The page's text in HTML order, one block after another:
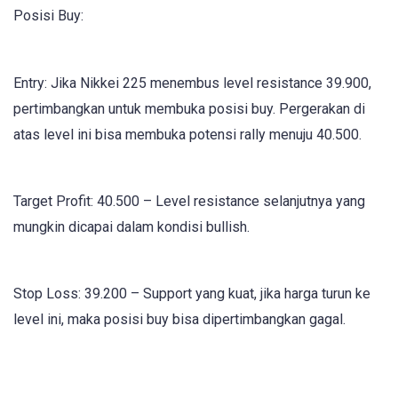
Posisi Buy:
Entry: Jika Nikkei 225 menembus level resistance 39.900,
pertimbangkan untuk membuka posisi buy. Pergerakan di
atas level ini bisa membuka potensi rally menuju 40.500.
Target Profit: 40.500 – Level resistance selanjutnya yang
mungkin dicapai dalam kondisi bullish.
Stop Loss: 39.200 – Support yang kuat, jika harga turun ke
level ini, maka posisi buy bisa dipertimbangkan gagal.